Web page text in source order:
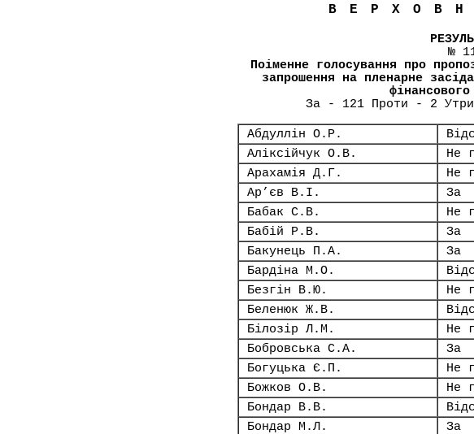
№
Поіменне голосування про
запрошення на пленарне
За - 121 Проти - 2
Абдуллін О.Р.
Аліксійчук О.В.
Не
Арахамія Д.Г.
Не
Ар’єв В.І.
За
Бабак С.В.
Не
Бабій Р.В.
За
Бакунець П.А.
За
Бардіна М.О.
Безгін В.Ю.
Не
Беленюк Ж.В.
Білозір Л.М.
Не
Бобровська С.А.
За
Богуцька Є.П.
Не
Божков О.В.
Не
Бондар В.В.
Бондар М.Л.
За